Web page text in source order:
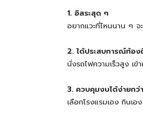
1. อิสระสุด ๆ
อยากแวะที่ไหนนาน ๆ จ
2. ได้ประสบการณ์ท้อ
นั่งรถไฟความเร็วสูง
3. ควบคุมงบได้ง่ายกว่า
เลือกโรงแรมเอง กินเ